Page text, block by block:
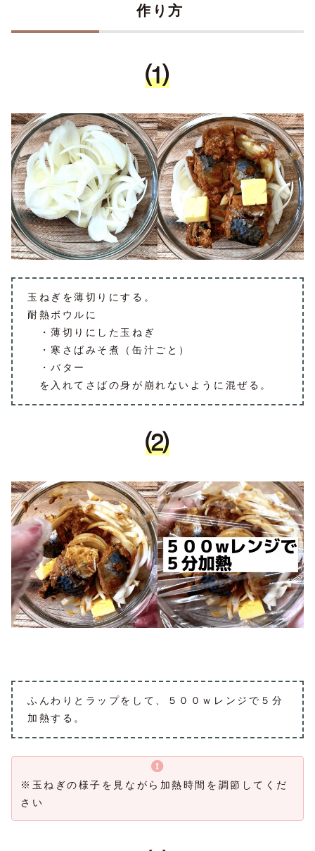
作り方
⑴
玉ねぎを薄切りにする。
耐熱ボウルに
・薄切りにした玉ねぎ
・寒さばみそ煮（缶汁ごと）
・バター
を入れてさばの身が崩れないように混ぜる。
⑵
ふんわりとラップをして、５００ｗレンジで５分
加熱する。
※玉ねぎの様子を見ながら加熱時間を調節してくだ
さい